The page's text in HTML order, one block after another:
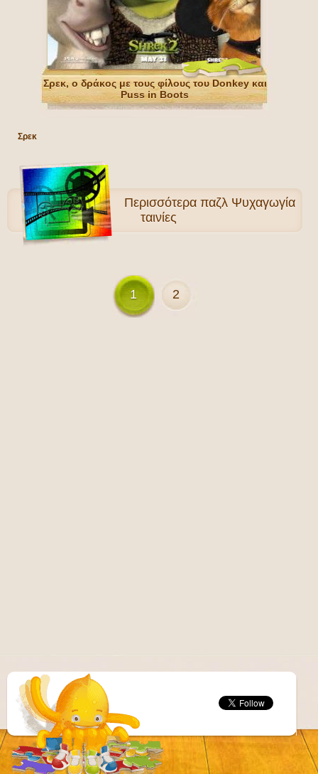
Σρεκ, ο δράκος με τους φίλους του Donkey και
Puss in Boots
Σρεκ
Περισσότεραπαζλ Ψυχαγωγία
ταινίες
1 2